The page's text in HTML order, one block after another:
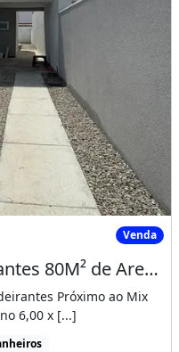
80M² de Area
Venda
Casas Novas no Bandeirantes 80M² de Area Construida, Proximo Ao Mix Mateus! Cód. 12Jb8Si
Próximo ao Mix
6,00 x [...]